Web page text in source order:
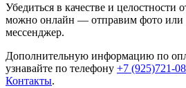
Убедиться в качестве и целостности
можно онлайн — отправим фото или
мессенджер.
Дополнительную информацию по
узнавайте по телефону +7 (925)721-
Контакты.